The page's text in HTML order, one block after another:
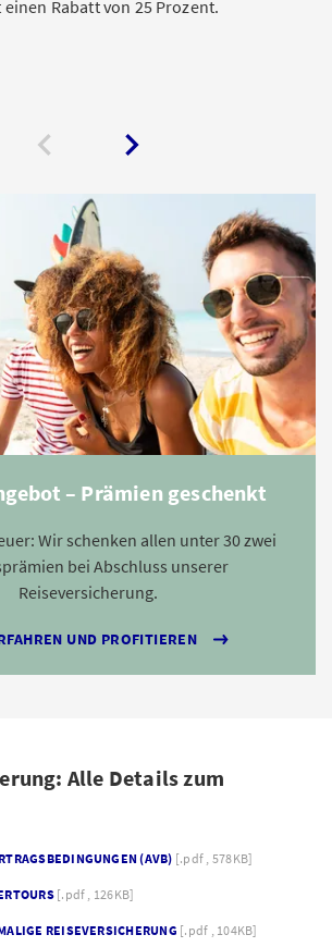
Rabatt von 25 Prozent.
– Prämien geschenkt
Wir schenken allen unter 30 zwei
bei Abschluss unserer
Reiseversicherung.
UND PROFITIEREN
Alle Details zum
(AVB) [.pdf , 578KB]
[.pdf , 126KB]
REISEVERSICHERUNG [.pdf , 104KB]